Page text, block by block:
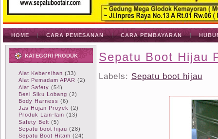
HOME CARA PEMESANAN CARA PEMBAYARAN
KATEGORI PRODUK
Alat Kebersihan (33)
Alat Pemadam APAR (2)
Alat Safety (54)
Besi Siku Lobang (2)
Body Harness (6)
Jas Hujan Proyek (2)
Produk Lain-lain (13)
Safety Belt (5)
Sepatu boot hijau (28)
Sepatu Boot Hitam (24)
Sepatu Boot Hijau
Labels: Sepatu boot hijau